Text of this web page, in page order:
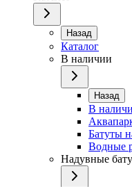
Назад
Каталог
В наличии
Назад
В
Батуты
Водные
Надувные